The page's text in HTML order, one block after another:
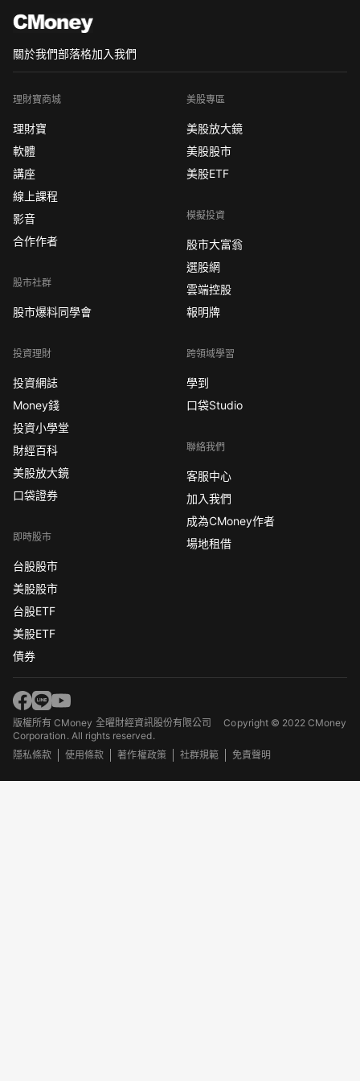
關於我們部落格加入我們
理財寶商城
理財寶
軟體
講座
線上課程
影音
合作作者
股市社群
股市爆料同學會
投資理財
投資網誌
Money錢
投資小學堂
財經百科
美股放大鏡
口袋證券
即時股市
台股股市
美股股市
台股ETF
美股ETF
債券
美股專區
美股放大鏡
美股股市
美股ETF
模擬投資
股市大富翁
選股網
雲端控股
報明牌
跨領域學習
學到
口袋Studio
聯絡我們
客服中心
加入我們
成為CMoney作者
場地租借
版權所有 CMoney 全曜財經資訊股份有限公司Copyright © 2022 CMoney
Corporation. All rights reserved.
隱私條款
使用條款 著作權政策 社群規範 免責聲明